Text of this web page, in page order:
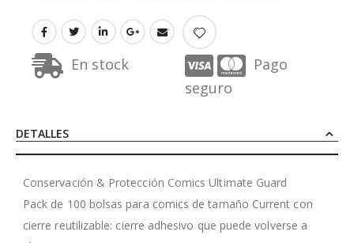
En stock
Pago
seguro
DETALLES
Conservación & Protección Comics Ultimate Guard
Pack de 100 bolsas para comics de tamaño Current con
cierre reutilizable: cierre adhesivo que puede volverse a